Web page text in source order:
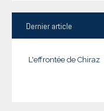
Dernier article
L'effrontée de Chiraz